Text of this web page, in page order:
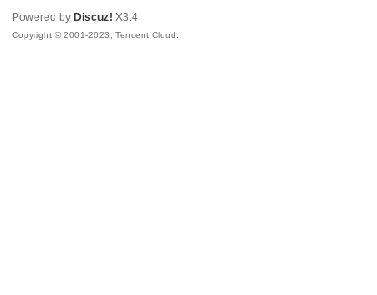
Powered by Discuz! X3.4
Copyright © 2001-2023, Tencent Cloud.